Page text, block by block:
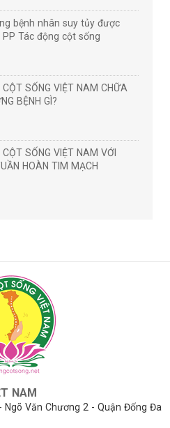
bệnh nhân suy tủy được
Tác động cột sống
SỐNG VIỆT NAM CHỮA
BỆNH GÌ?
SỐNG VIỆT NAM VỚI
HOÀN TIM MẠCH
NAM
Ngõ Văn Chương 2 - Quận Đống Đa